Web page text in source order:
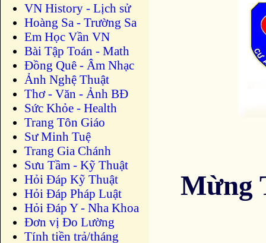
VN History - Lịch sử
Hoàng Sa - Trường Sa
Em Học Vần VN
Bài Tập Toán - Math
Đồng Quê - Âm Nhạc
Ảnh Nghệ Thuật
Thơ - Văn - Ảnh BĐ
Sức Khỏe - Health
Trang Tôn Giáo
Sư Minh Tuệ
Trang Gia Chánh
Sưu Tầm - Kỹ Thuật
Hỏi Đáp Kỹ Thuật
Hỏi Đáp Pháp Luật
Hỏi Đáp Y - Nha Khoa
Đơn vị Đo Lường
Tính tiền trả/tháng
Mừng